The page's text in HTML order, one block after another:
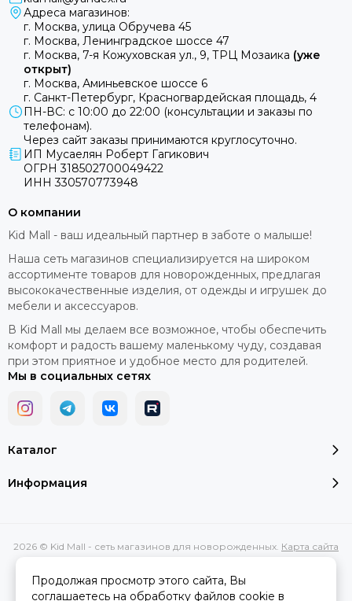
Адреса магазинов:
г. Москва, улица Обручева 45
г. Москва, Ленинградское шоссе 47
г. Москва, 7-я Кожуховская ул., 9, ТРЦ Мозаика (уже
открыт)
г. Москва, Аминьевское шоссе 6
г. Санкт-Петербург, Красногвардейская площадь, 4
ПН-ВС: с 10:00 до 22:00 (консультации и заказы по
телефонам).
Через сайт заказы принимаются круглосуточно.
ИП Мусаелян Роберт Гагикович
ОГРН 318502700049422
ИНН 330570773948
Каталог
Информация
О компании
Kid Mall - ваш идеальный партнер в заботе о малыше!
Наша сеть магазинов специализируется на широком
ассортименте товаров для новорожденных, предлагая
высококачественные изделия, от одежды и игрушек до
мебели и аксессуаров.
В Kid Mall мы делаем все возможное, чтобы обеспечить
комфорт и радость вашему маленькому чуду, создавая
при этом приятное и удобное место для родителей.
Мы в социальных сетях
2026 © Kid Mall - сеть магазинов для новорожденных. Карта сайта
Продолжая просмотр этого сайта, Вы
соглашаетесь на обработку файлов cookie в